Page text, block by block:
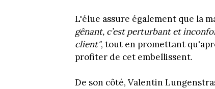
L'élue assure également que la
gênant, c’est perturbant et
client", tout en promettant
profiter de cet embellissent.
De son côté, Valentin